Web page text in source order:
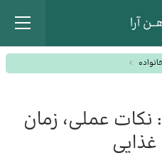
آرا
عملی، زمان